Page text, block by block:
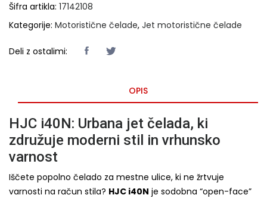
Šifra artikla: 17142108
Kategorije: Motoristične čelade, Jet motoristične čelade
Deli z ostalimi:
OPIS
HJC i40N: Urbana jet čelada, ki
združuje moderni stil in vrhunsko
varnost
Iščete popolno čelado za mestne ulice, ki ne žrtvuje
varnosti na račun stila? HJC i40N je sodobna “open-face”